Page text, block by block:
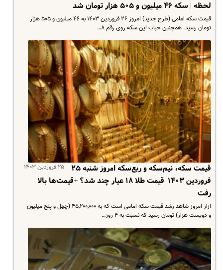
لحظه | سکه ۴۶ میلیون و ۵۰۵ هزار تومان شد
قیمت سکه امامی (طرح جدید) امروز ۲۶ فروردین ۱۴۰۳ به ۴۶ میلیون و ۵۰۵ هزار
تومان رسید. همچنین حباب این سکه روی رقم ۸…
۲۵ فروردین ۱۴۰۳
قیمت سکه، نیم‌سکه و ربع‌سکه امروز شنبه ۲۵
فروردین ۱۴۰۳| قیمت طلا ۱۸ عیار چند شد؟ +قیمت‌ها بالا
رفت
ازار امروز شاهد رشد قیمت سکه امامی است که به ۴۵,۲۰۰,۰۰۰ (چهل و پنج میلیون
و دویست هزار) تومان رسید که نسبت به ۴ روز…